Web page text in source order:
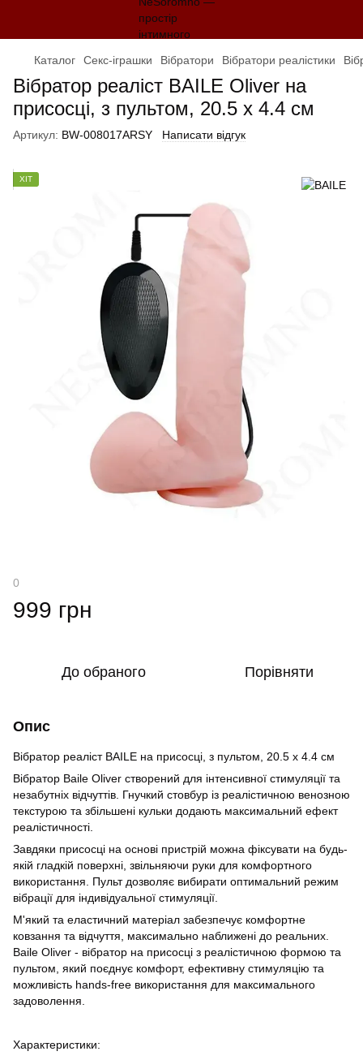
Каталог Секс-іграшки Вібратори Вібратори реалістики
Вібратор реаліст BAILE Oliver на
присосці, з пультом, 20.5 х 4.4 см
Артикул: BW-008017ARSY Написати відгук
ХІТ
0
999 грн
До обраного Порівняти
Опис
Вібратор реаліст BAILE на присосці, з пультом, 20.5 х 4.4 см
Вібратор Baile Oliver створений для інтенсивної стимуляції та
незабутніх відчуттів. Гнучкий стовбур із реалістичною венозною
текстурою та збільшені кульки додають максимальний ефект
реалістичності.
Завдяки присосці на основі пристрій можна фіксувати на будь-
якій гладкій поверхні, звільняючи руки для комфортного
використання. Пульт дозволяє вибирати оптимальний режим
вібрації для індивідуальної стимуляції.
М'який та еластичний матеріал забезпечує комфортне
ковзання та відчуття, максимально наближені до реальних.
Baile Oliver - вібратор на присосці з реалістичною формою та
пультом, який поєднує комфорт, ефективну стимуляцію та
можливість hands-free використання для максимального
задоволення.
Характеристики: